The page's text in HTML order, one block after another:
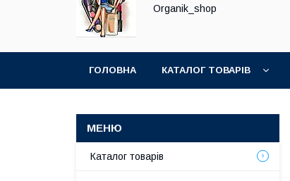
Organik_shop
ГОЛОВНА КАТАЛОГ ТОВАРІВ
Каталог товарів